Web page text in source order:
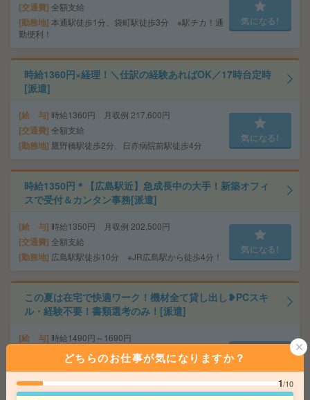
交通費 全額支給
勤務地 本通駅徒歩1分、袋町駅徒歩3分 ※駅チカ！通
勤便利！
気になる!
時給1360円×経理！＼仕訳の経験あればOK／17時台定時
[派遣]
給 与 時給1360円 月収例 217,600円
交通費 全額支給
勤務地 鷹野橋駅徒歩2分、日赤病院前駅徒歩4分
気になる!
時給1350円＊【広島駅近】急成長中の大手！新築オフィ
スで受付＆カンタン事務[派遣]
給 与 時給1350円 月収例 202,500円
交通費 全額支給
勤務地 広島駅駅徒歩10分 ※JR広島駅から徒歩4分！
気になる!
この夏は在宅で快適ワーク！機材全て貸し出し❥PCスキ
ル・経験不要！書類選考のみ！[派遣]
給 与 時給1490円～1690円
交通費別途支給（規定）
広島県広島市 市役所前から徒歩1分／鷹野橋
駅から徒歩4分
どちらのお仕事が気になりますか？
1/10